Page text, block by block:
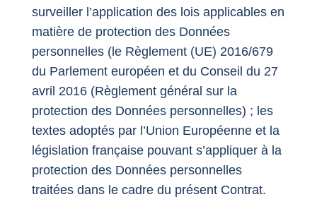
surveiller l’application des lois applicables en
matière de protection des Données
personnelles (le Règlement (UE) 2016/679
du Parlement européen et du Conseil du 27
avril 2016 (Règlement général sur la
protection des Données personnelles) ; les
textes adoptés par l’Union Européenne et la
législation française pouvant s’appliquer à la
protection des Données personnelles
traitées dans le cadre du présent Contrat.